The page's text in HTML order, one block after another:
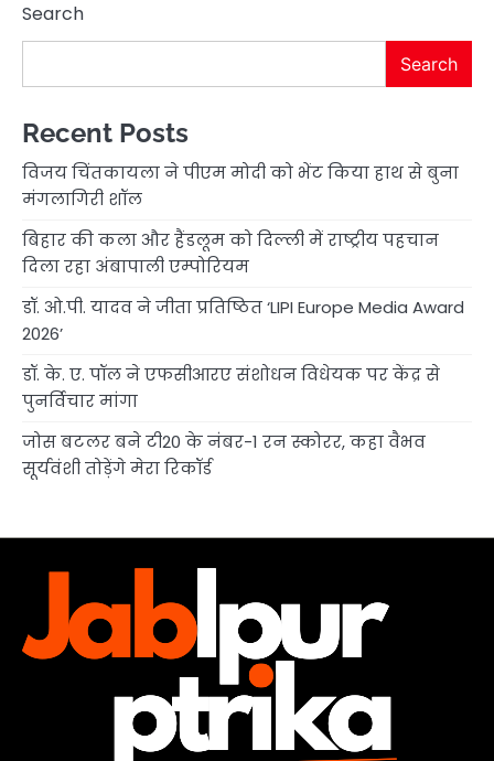
Search
Search
Recent Posts
विजय चिंतकायला ने पीएम मोदी को भेंट किया हाथ से बुना
मंगलागिरी शॉल
बिहार की कला और हैंडलूम को दिल्ली में राष्ट्रीय पहचान
दिला रहा अंबापाली एम्पोरियम
डॉ. ओ.पी. यादव ने जीता प्रतिष्ठित ‘LIPI Europe Media Award
2026’
डॉ. के. ए. पॉल ने एफसीआरए संशोधन विधेयक पर केंद्र से
पुनर्विचार मांगा
जोस बटलर बने टी20 के नंबर-1 रन स्कोरर, कहा वैभव
सूर्यवंशी तोड़ेंगे मेरा रिकॉर्ड